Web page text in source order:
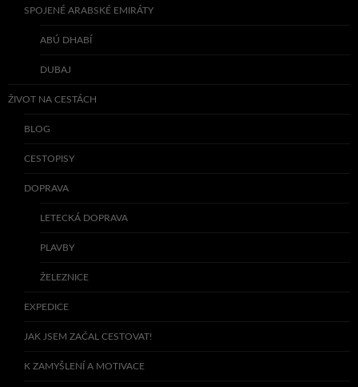
SPOJENÉ ARABSKÉ EMIRÁTY
ABÚ DHABÍ
DUBAJ
ŽIVOT NA CESTÁCH
BLOG
CESTOPISY
DOPRAVA
LETECKÁ DOPRAVA
PLAVBY
ŽELEZNICE
EXPEDICE
JAK JSEM ZAČAL CESTOVAT!
K ZAMYŠLENÍ A MOTIVACE